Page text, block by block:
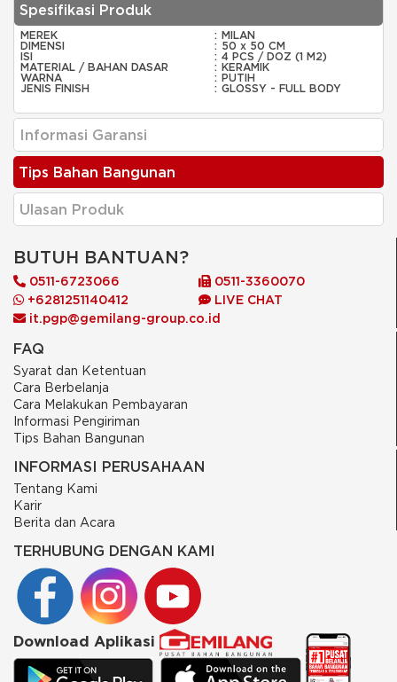
Spesifikasi Produk
MEREK : MILAN
DIMENSI
: 50 x 50 CM
ISI
: 4 PCS / DOZ (1 M2)
MATERIAL / BAHAN DASAR
: KERAMIK
WARNA
: PUTIH
JENIS FINISH
: GLOSSY - FULL BODY
Informasi Garansi
Tips Bahan Bangunan
Ulasan Produk
BUTUH BANTUAN?
0511-6723066
0511-3360070
+6281251140412
LIVE CHAT
it.pgp@gemilang-group.co.id
FAQ
Syarat dan Ketentuan
Cara Berbelanja
Cara Melakukan Pembayaran
Informasi Pengiriman
Tips Bahan Bangunan
INFORMASI PERUSAHAAN
Tentang Kami
Karir
Berita dan Acara
TERHUBUNG DENGAN KAMI
Download Aplikasi